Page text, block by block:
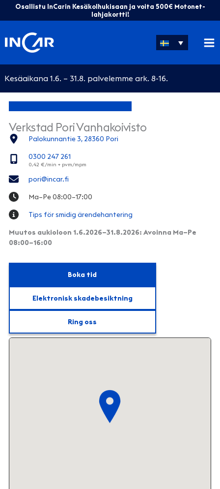
HoppaOsallistu InCarin Kesäkolhukisaan ja voita 500€ Motonet-
lahjakortti!
Kesäaikana 1.6. – 31.8. palvelemme ark. 8-16.
Verkstad Pori Vanhakoivisto
Palokunnantie 3, 28360 Pori
0300 247 261
pori@incar.fi
Ma–Pe 08:00–17:00
Tips för smidig ärendehantering
Muutos aukioloon 1.6.2026–31.8.2026: Avoinna Ma–Pe
08:00–16:00
Boka tid
Elektronisk skadebesiktning
Ring oss